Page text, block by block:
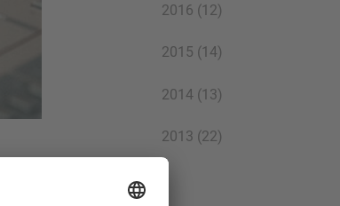
2016 (12)
2015 (14)
2014 (13)
2013 (22)